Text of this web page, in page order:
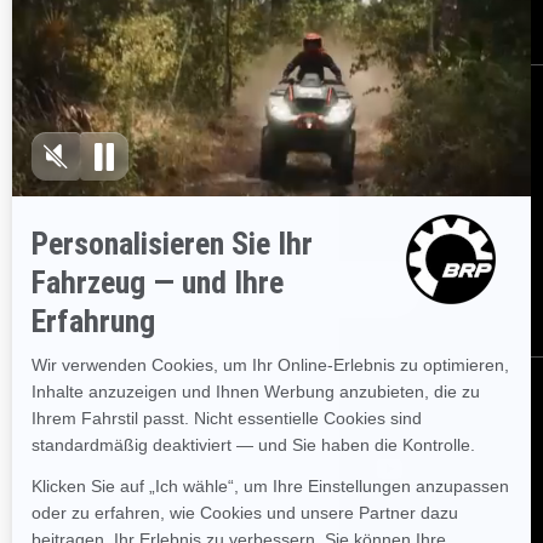
Karriere
BESTELLEN
Melden Sie sich für unsere E-Mails an.
Lassen Sie sich immer
sofort über aktuelle Ereignisse, Neuigkeiten und Transaktionen
ABONNIEREN
FOLGEN SIE UNS